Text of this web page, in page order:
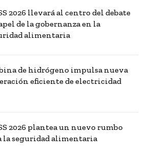
2026 llevará al centro del debate
de la gobernanza en la
alimentaria
de hidrógeno impulsa nueva
eficiente de electricidad
2026 plantea un nuevo rumbo
la seguridad alimentaria